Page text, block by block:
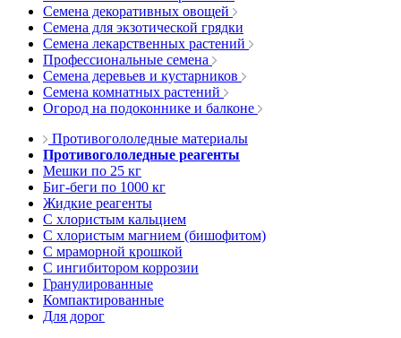
Семена декоративных овощей
Семена для экзотической грядки
Семена лекарственных растений
Профессиональные семена
Семена деревьев и кустарников
Семена комнатных растений
Огород на подоконнике и балконе
Противогололедные материалы
Противогололедные реагенты
Мешки по 25 кг
Биг-беги по 1000 кг
Жидкие реагенты
С хлористым кальцием
С хлористым магнием (бишофитом)
С мраморной крошкой
С ингибитором коррозии
Гранулированные
Компактированные
Для дорог